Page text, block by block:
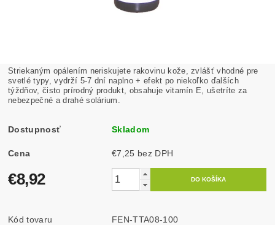
Striekaným opálením neriskujete rakovinu kože, zvlášť vhodné pre
svetlé typy, vydrží 5-7 dní naplno + efekt po niekoľko ďalších
týždňov, čisto prírodný produkt, obsahuje vitamín E, ušetríte za
nebezpečné a drahé solárium.
Dostupnosť Skladom
Cena €7,25 bez DPH
€8,92
Kód tovaru FEN-TTA08-100